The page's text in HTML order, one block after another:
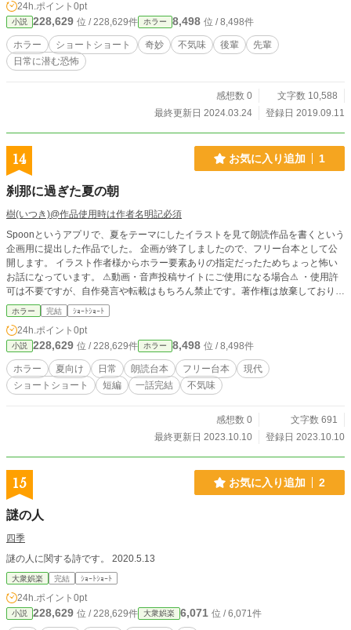
24h.ポイント 0pt
小説 228,629 位 / 228,629件 ホラー 8,498 位 / 8,498件
ホラー ショートショート 奇妙 不気味 後輩
先輩
日常に潜む恐怖
感想数 0
文字数 10,588
最終更新日 2024.03.24
登録日 2019.09.11
14 お気に入り追加 1
刹那に過ぎた夏の朝
樹(いつき)@作品使用時は作者名明記必須
Spoonというアプリで、夏をテーマにしたイラストを見て朗読作品を書くという
企画用に提出した作品でした。 企画が終了しましたので、フリー台本として公
開します。 イラスト作者様からホラー要素ありの指定だったためちょっと怖い
お話になっています。 ⚠動画・音声投稿サイトにご使用になる場合⚠ ・使用許
可は不要ですが、自作発言や転載はもちろん禁止です。著作権は放棄しておりま
せん。必ず作者名の樹(いつき)を記載して下さい。(何度注意しても作者名の記載
が無い場合には台本使用を禁止します) ・語尾変更や方言などの多少のアレンジ
はokですが、大幅なアレンジや台本の世界観をぶち壊すようなアレンジやエフ
ェクトなどはご遠慮願います。 その他の詳細は【作品を使用する際の注意点】
をご覧下さい。
ホラー 完結 ｼｮｰﾄｼｮｰﾄ
24h.ポイント 0pt
小説 228,629 位 / 228,629件 ホラー 8,498 位 / 8,498件
ホラー 夏向け 日常 朗読台本 フリー台本
現代
ショートショート
短編 一話完結 不気味
感想数 0
文字数 691
最終更新日 2023.10.10
登録日 2023.10.10
15 お気に入り追加 2
謎の人
四季
謎の人に関する詩です。 2020.5.13
大衆娯楽 完結 ｼｮｰﾄｼｮｰﾄ
24h.ポイント 0pt
小説 228,629 位 / 228,629件 大衆娯楽 6,071 位 / 6,071件